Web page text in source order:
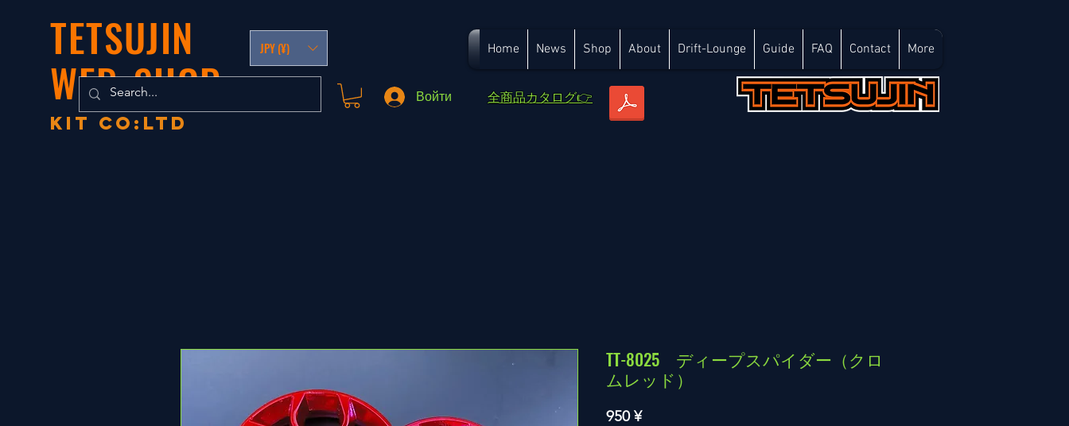
TETSUJIN
WEB-SHOP
KIT co:LTD
JPY (¥) Home News Shop About Drift-Lounge Guide FAQ Contact More
Войти ​全商品カタログ👉
TT-8025 ディープスパイダー（クロ
ムレッド）
950 ¥Цена